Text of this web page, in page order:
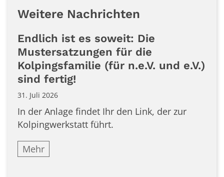
Weitere Nachrichten
Endlich ist es soweit: Die
Mustersatzungen für die
Kolpingsfamilie (für n.e.V. und e.V.)
sind fertig!
31. Juli 2026
In der Anlage findet Ihr den Link, der zur
Kolpingwerkstatt führt.
Mehr